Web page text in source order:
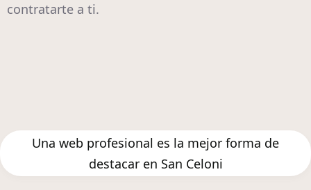
contratarte a ti.
Una web profesional es la mejor forma de
destacar en San Celoni